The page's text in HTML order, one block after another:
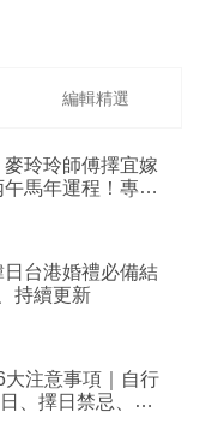
編輯精選
玲玲師傅擇宜嫁
馬年運程！專業
台港婚禮必備結
持續更新
注意事項｜自行
、擇日禁忌、相